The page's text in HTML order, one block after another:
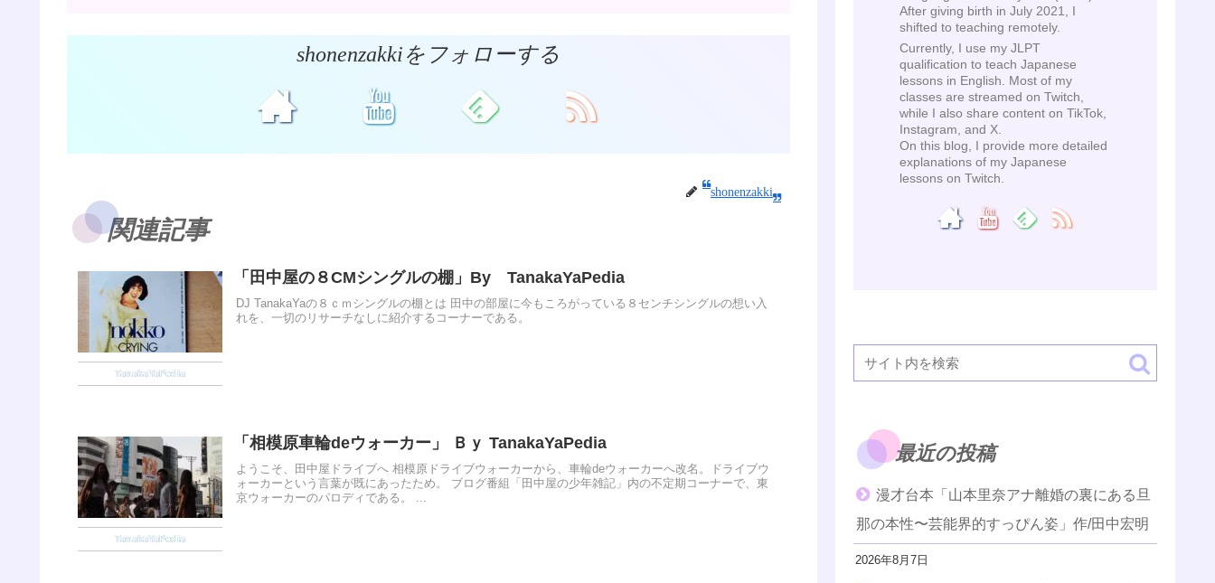
shonenzakkiをフォローする
shonenzakki
関連記事
TanakaYaPedia
「田中屋の８CMシングルの棚」By TanakaYaPedia
DJ TanakaYaの８ｃｍシングルの棚とは 田中の部屋に今もころがっている８センチシングルの想い入
れを、一切のリサーチなしに紹介するコーナーである。
TanakaYaPedia
「相模原車輪deウォーカー」 Ｂｙ TanakaYaPedia
ようこそ、田中屋ドライブへ 相模原ドライブウォーカーから、車輪deウォーカーへ改名。ドライブウ
ォーカーという言葉が既にあったため。 ブログ番組「田中屋の少年雑記」内の不定期コーナーで、東
京ウォーカーのパロディである。 ...
After giving birth in July 2021, I
shifted to teaching remotely.
Currently, I use my JLPT
qualification to teach Japanese
lessons in English. Most of my
classes are streamed on Twitch,
while I also share content on TikTok,
Instagram, and X.
On this blog, I provide more detailed
explanations of my Japanese
lessons on Twitch.
最近の投稿
漫才台本「山本里奈アナ離婚の裏にある旦
那の本性〜芸能界的すっぴん姿」作/田中宏明
2026年8月7日